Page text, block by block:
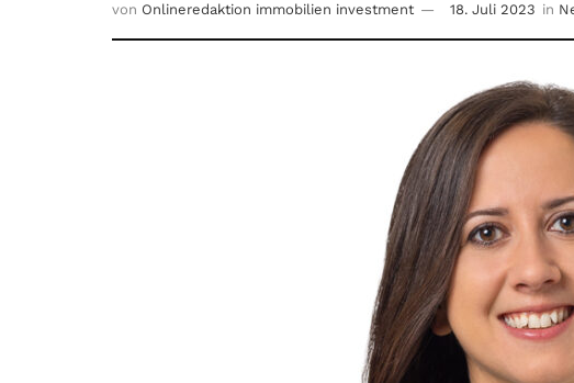
von Onlineredaktion immobilien investment 18. Juli 2023 in